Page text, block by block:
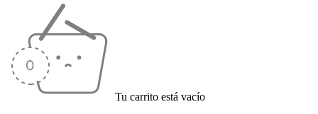
Tu carrito está vacío